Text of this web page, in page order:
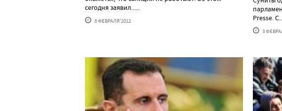
сегодня заявил......
8 ФЕВРАЛЯ'2012
Presse.
3